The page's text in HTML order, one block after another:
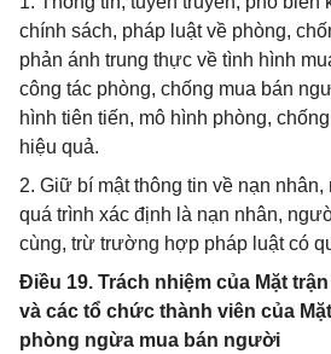
chính sách, pháp luật về phòng,
phản ánh trung thực về tình hình
công tác phòng, chống mua bán
hình tiên tiến, mô hình phòng,
hiệu quả.
2. Giữ bí mật thông tin về nạn
quá trình xác định là nạn nhân,
cùng, trừ trường hợp pháp luật có
Điều 19. Trách nhiệm của Mặt
và các tổ chức thành viên của
phòng ngừa mua bán người